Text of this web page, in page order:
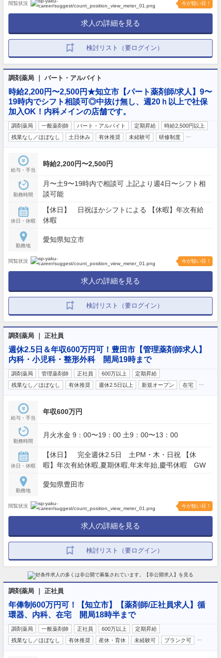
閲覧状況 今が狙い目！
求人の詳細を見る
検討リスト（要ログイン）
調剤薬局 ｜ パート・アルバイト
時給2,200円〜2,500円★知立市【パート薬剤師/求人】9〜
19時内でシフト相談可◎中抜け無し、週20ｈ以上で社保
加入OK！内科メインの店舗です。
調剤薬局 一般薬剤師 パート・アルバイト 定期昇給
時給2,500円以上
残業なし／ほぼなし
土日休み 有休推奨 未経験可 研修制度
給与・手当
時給2,200円〜2,500円
勤務時間
月〜土9〜19時内で相談可 上記より週4日〜シフト相
談可能
休日・休暇
【休日】 日祝ほかシフトによる 【休暇】年次有給
休暇
勤務地
愛知県知立市
閲覧状況 今が狙い目！
求人の詳細を見る
検討リスト（要ログイン）
調剤薬局 ｜ 正社員
週休2.5日＆年収600万円可！豊田市【管理薬剤師求人】
内科・小児科・整形外科 開局19時まで
調剤薬局 管理薬剤師 正社員 600万以上
定期昇給
残業なし／ほぼなし
有休推奨 週休2.5日以上 新規オープン 在宅
給与・手当
年収600万円
勤務時間
月火水金 9：00〜19：00 土9：00〜13：00
休日・休暇
【休日】 完全週休2.5日 土PM・木・日祝 【休
暇】年次有給休暇,夏期休暇,年末年始,慶弔休暇 GW
勤務地
愛知県豊田市
閲覧状況 今が狙い目！
求人の詳細を見る
検討リスト（要ログイン）
調剤薬局 ｜ 正社員
年俸制600万円可！【知立市】【薬剤師/正社員求人】循
環器、内科、在宅 開局18時半まで
調剤薬局 一般薬剤師 正社員 600万以上
定期昇給
残業なし／ほぼなし
有休推奨 産休・育休 未経験可 ブランク可